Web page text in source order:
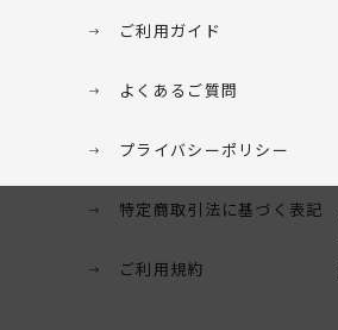
ご利用ガイド
よくあるご質問
プライバシーポリシー
特定商取引法に基づく表記
ご利用規約